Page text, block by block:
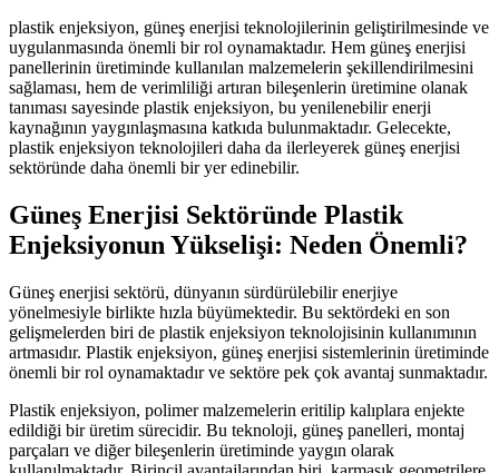
plastik enjeksiyon, güneş enerjisi teknolojilerinin geliştirilmesinde ve
uygulanmasında önemli bir rol oynamaktadır. Hem güneş enerjisi
panellerinin üretiminde kullanılan malzemelerin şekillendirilmesini
sağlaması, hem de verimliliği artıran bileşenlerin üretimine olanak
tanıması sayesinde plastik enjeksiyon, bu yenilenebilir enerji
kaynağının yaygınlaşmasına katkıda bulunmaktadır. Gelecekte,
plastik enjeksiyon teknolojileri daha da ilerleyerek güneş enerjisi
sektöründe daha önemli bir yer edinebilir.
Güneş Enerjisi Sektöründe Plastik
Enjeksiyonun Yükselişi: Neden Önemli?
Güneş enerjisi sektörü, dünyanın sürdürülebilir enerjiye
yönelmesiyle birlikte hızla büyümektedir. Bu sektördeki en son
gelişmelerden biri de plastik enjeksiyon teknolojisinin kullanımının
artmasıdır. Plastik enjeksiyon, güneş enerjisi sistemlerinin üretiminde
önemli bir rol oynamaktadır ve sektöre pek çok avantaj sunmaktadır.
Plastik enjeksiyon, polimer malzemelerin eritilip kalıplara enjekte
edildiği bir üretim sürecidir. Bu teknoloji, güneş panelleri, montaj
parçaları ve diğer bileşenlerin üretiminde yaygın olarak